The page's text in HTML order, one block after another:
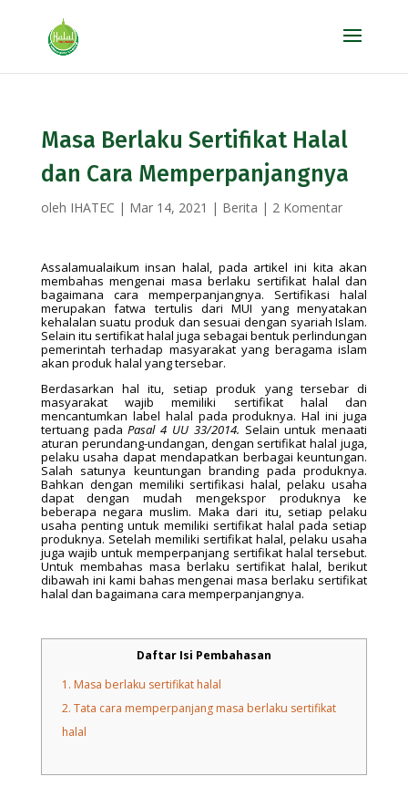
Masa Berlaku Sertifikat Halal
dan Cara Memperpanjangnya
oleh IHATEC | Mar 14, 2021 | Berita | 2 Komentar
Assalamualaikum insan halal, pada artikel ini kita akan
membahas mengenai masa berlaku sertifikat halal dan
bagaimana cara memperpanjangnya. Sertifikasi halal
merupakan fatwa tertulis dari MUI yang menyatakan
kehalalan suatu produk dan sesuai dengan syariah Islam.
Selain itu sertifikat halal juga sebagai bentuk perlindungan
pemerintah terhadap masyarakat yang beragama islam
akan produk halal yang tersebar.
Berdasarkan hal itu, setiap produk yang tersebar di
masyarakat wajib memiliki sertifikat halal dan
mencantumkan label halal pada produknya. Hal ini juga
tertuang padaPasal 4 UU 33/2014. Selain untuk menaati
aturan perundang-undangan, dengan sertifikat halal juga,
pelaku usaha dapat mendapatkan berbagai keuntungan.
Salah satunya keuntungan branding pada produknya.
Bahkan dengan memiliki sertifikasi halal, pelaku usaha
dapat dengan mudah mengekspor produknya ke
beberapa negara muslim. Maka dari itu, setiap pelaku
usaha penting untuk memiliki sertifikat halal pada setiap
produknya. Setelah memiliki sertifikat halal, pelaku usaha
juga wajib untuk memperpanjang sertifikat halal tersebut.
Untuk membahas masa berlaku sertifikat halal, berikut
dibawah ini kami bahas mengenai masa berlaku sertifikat
halal dan bagaimana cara memperpanjangnya.
Daftar Isi Pembahasan
1. Masa berlaku sertifikat halal
2. Tata cara memperpanjang masa berlaku sertifikat
halal